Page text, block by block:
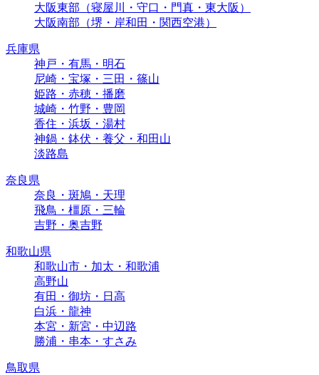
大阪東部（寝屋川・守口・門真・東大阪）
大阪南部（堺・岸和田・関西空港）
兵庫県
神戸・有馬・明石
尼崎・宝塚・三田・篠山
姫路・赤穂・播磨
城崎・竹野・豊岡
香住・浜坂・湯村
神鍋・鉢伏・養父・和田山
淡路島
奈良県
奈良・斑鳩・天理
飛鳥・橿原・三輪
吉野・奥吉野
和歌山県
和歌山市・加太・和歌浦
高野山
有田・御坊・日高
白浜・龍神
本宮・新宮・中辺路
勝浦・串本・すさみ
鳥取県